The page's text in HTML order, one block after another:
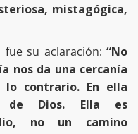
mistagógica,
su aclaración: “No
nos da una cercanía
contrario. En ella
de Dios. Ella es
no un camino